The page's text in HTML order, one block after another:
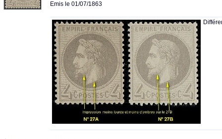
Emis le 01/07/1863